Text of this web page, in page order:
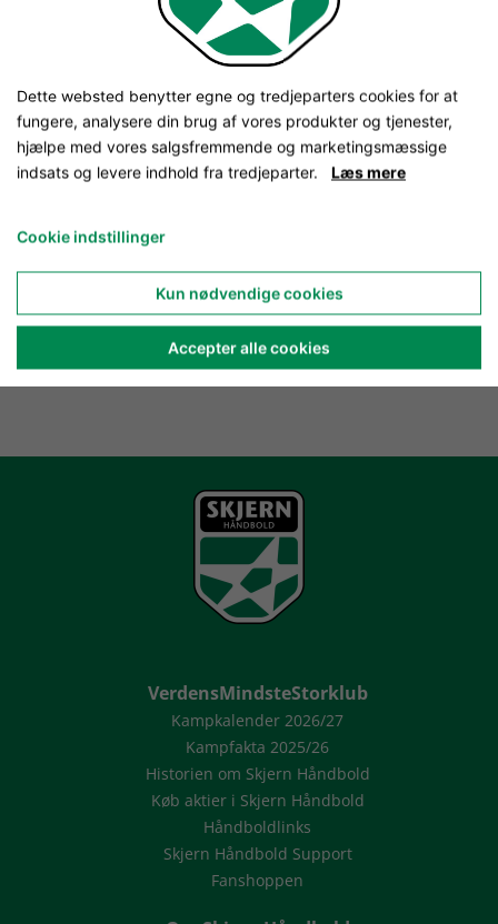
VerdensMindsteStorklub
Kampkalender 2026/27
Kampfakta 2025/26
Historien om Skjern Håndbold
Køb aktier i Skjern Håndbold
Håndboldlinks
Skjern Håndbold Support
Fanshoppen
Dette websted benytter egne og tredjeparters cookies for at
fungere, analysere din brug af vores produkter og tjenester,
hjælpe med vores salgsfremmende og marketingsmæssige
indsats og levere indhold fra tredjeparter. Læs mere
Cookie indstillinger
Kun nødvendige cookies
Accepter alle cookies